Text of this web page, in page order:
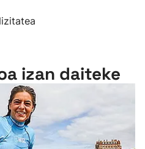
izan daiteke